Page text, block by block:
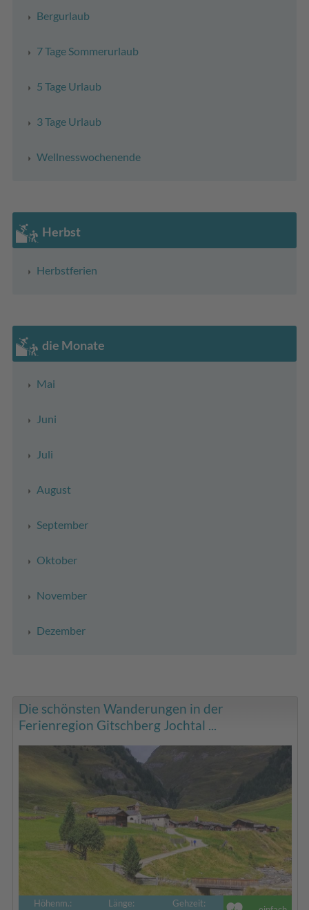
Bergurlaub
7 Tage Sommerurlaub
5 Tage Urlaub
3 Tage Urlaub
Wellnesswochenende
Herbst
Herbstferien
die Monate
Mai
Juni
Juli
August
September
Oktober
November
Dezember
Die schönsten Wanderungen in der
Ferienregion Gitschberg Jochtal ...
Höhenm.:
Länge:
Gehzeit: